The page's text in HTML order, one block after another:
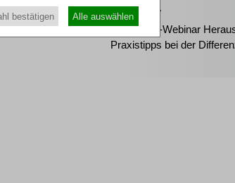
17.02.2027
Mitarbeiter-Webinar
Praxistipps bei der
bestätigen Alle auswählen